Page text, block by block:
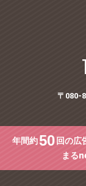
〒080-
年間約50 回の広
まる